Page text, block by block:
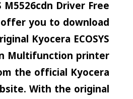
M5526cdn Driver Free
you to download
Kyocera ECOSYS
Multifunction printer
the official Kyocera
With the original